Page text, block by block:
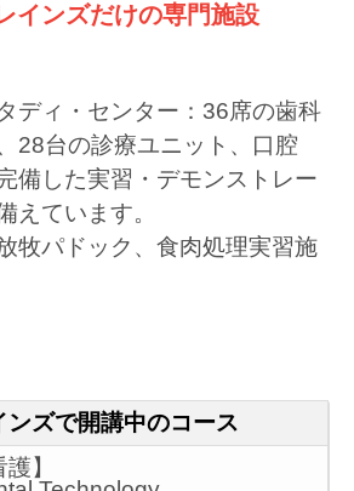
インズだけの専門施設
ディ・センター：36席の歯科
28台の診療ユニット、口腔
備した実習・デモンストレー
えています。
牧パドック、食肉処理実習施
ンズで開講中のコース
】